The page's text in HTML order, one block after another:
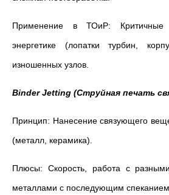
Применение в ТОиР: Критичные
энергетике (лопатки турбин,
изношенных узлов.
Binder Jetting (Струйная печать
Принцип: Нанесение связующего
(металл, керамика).
Плюсы: Скорость, работа с
металлами с последующим